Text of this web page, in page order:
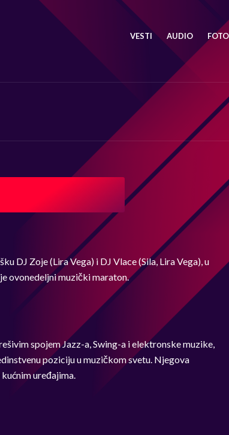
VESTI AUDIO
DJ Zoje (Lira Vega) i DJ Vlace (Sila, Lira Vega), u
ovonedeljni muzički maraton.
spojem Jazz-a, Swing-a i elektronske muzike,
poziciju u muzičkom svetu. Njegova
uređajima.